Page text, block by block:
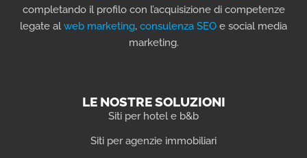
completando il profilo con l’acquisizione di competenze
legate al web marketing, consulenza SEO e social media
marketing.
LE NOSTRE SOLUZIONI
Siti per hotel e b&b
Siti per agenzie immobiliari